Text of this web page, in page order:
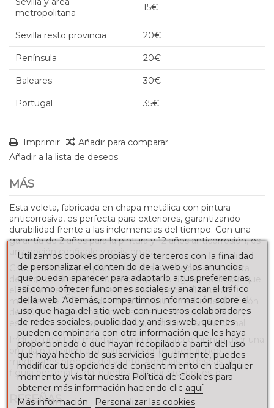
metropolitana
15€
Sevilla resto provincia 20€
Península 20€
Baleares 30€
Portugal 35€
Imprimir
Añadir para comparar
Añadir a la lista de deseos
MÁS
Esta veleta, fabricada en chapa metálica con pintura
anticorrosiva, es perfecta para exteriores, garantizando
durabilidad frente a las inclemencias del tiempo. Con una
garantía de 2 años para la pintura y 12 años anticorrosión, es
una opción confiable y resistente.
Gracias al corte por plasma de alta definición, esta veleta
destaca por los detalles precisos de su figura, haciendo que
el diseño del gato sea realmente especial. Con unas
medidas de 100 cm de altura total, una flecha de dirección
de 80 cm de ancho y una rosa de los vientos de 66 cm,
esta pieza no solo es decorativa, sino también funcional.
Incluye un kit de montaje sencillo y se recomienda usar una
brújula para orientarla correctamente, asegurando
mediciones precisas del viento. Además, si deseas una
figura personalizada, puedes solicitar presupuesto.
RESEÑAS
Utilizamos cookies propias y de terceros con la finalidad
de personalizar el contenido de la web y los anuncios
que puedan aparecer para adaptarlo a tus preferencias,
así como ofrecer funciones sociales y analizar el tráfico
de la web. Además, compartimos información sobre el
uso que haga del sitio web con nuestros colaboradores
de redes sociales, publicidad y análisis web, quienes
pueden combinarla con otra información que les haya
proporcionado o que hayan recopilado a partir del uso
que haya hecho de sus servicios. Igualmente, puedes
modificar tus opciones de consentimiento en cualquier
momento y visitar nuestra Política de Cookies para
obtener más información haciendo clic aquí
Más información
Personalizar las cookies